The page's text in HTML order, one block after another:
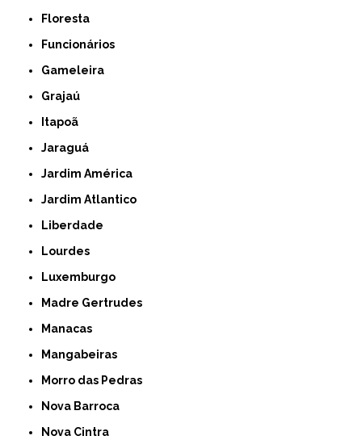
Floresta
Funcionários
Gameleira
Grajaú
Itapoã
Jaraguá
Jardim América
Jardim Atlantico
Liberdade
Lourdes
Luxemburgo
Madre Gertrudes
Manacas
Mangabeiras
Morro das Pedras
Nova Barroca
Nova Cintra